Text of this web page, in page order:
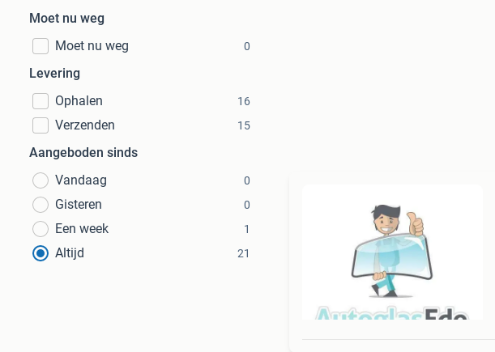
Moet nu weg
Moet nu weg
0
Levering
Ophalen
16
Verzenden 15
Aangeboden sinds
Vandaag
0
Gisteren 0
Een week 1
Altijd 21